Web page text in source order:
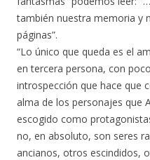
también nuestra memoria y
páginas”.
“Lo único que queda es el
en tercera persona, con
introspección que hace que
alma de los personajes que
escogido como
no, en absoluto, son seres
ancianos, otros escindidos,